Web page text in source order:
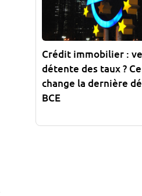
Crédit immobilier :
détente des taux ?
change la dernière
BCE